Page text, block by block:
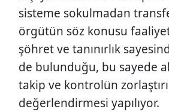
sisteme sokulmadan
örgütün söz konusu
şöhret ve tanınırlık
de bulunduğu, bu sayede
takip ve kontrolün
değerlendirmesi yapılıyor.